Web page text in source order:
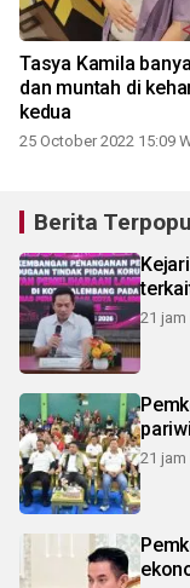
Tasya Kamila
dan muntah di
kedua
25 October 2022 15:09
Berita
21 jam
21 jam